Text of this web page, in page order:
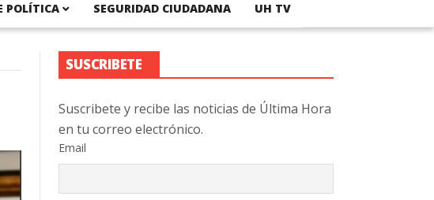
POLÍTICA SEGURIDAD CIUDADANA UH TV
SUSCRIBETE
Suscribete y recibe las noticias de Última Hora
en tu correo electrónico.
Email